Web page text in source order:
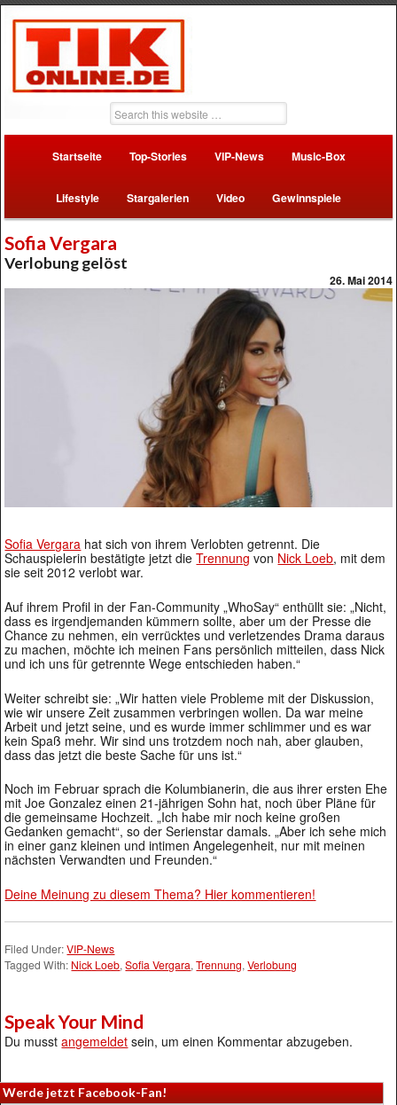
Startseite Top-Stories VIP-News Music-Box
Lifestyle Stargalerien Video Gewinnspiele
Sofia Vergara
Verlobung gelöst
26. Mai 2014
Sofia Vergara hat sich von ihrem Verlobten getrennt. Die
Schauspielerin bestätigte jetzt dieTrennung von Nick Loeb, mit dem
sie seit 2012 verlobt war.
Auf ihrem Profil in der Fan-Community „WhoSay“ enthüllt sie: „Nicht,
dass es irgendjemanden kümmern sollte, aber um der Presse die
Chance zu nehmen, ein verrücktes und verletzendes Drama daraus
zu machen, möchte ich meinen Fans persönlich mitteilen, dass Nick
und ich uns für getrennte Wege entschieden haben.“
Weiter schreibt sie: „Wir hatten viele Probleme mit der Diskussion,
wie wir unsere Zeit zusammen verbringen wollen. Da war meine
Arbeit und jetzt seine, und es wurde immer schlimmer und es war
kein Spaß mehr. Wir sind uns trotzdem noch nah, aber glauben,
dass das jetzt die beste Sache für uns ist.“
Noch im Februar sprach die Kolumbianerin, die aus ihrer ersten Ehe
mit Joe Gonzalez einen 21-jährigen Sohn hat, noch über Pläne für
die gemeinsame Hochzeit. „Ich habe mir noch keine großen
Gedanken gemacht“, so der Serienstar damals. „Aber ich sehe mich
in einer ganz kleinen und intimen Angelegenheit, nur mit meinen
nächsten Verwandten und Freunden.“
Deine Meinung zu diesem Thema? Hier kommentieren!
Filed Under:VIP-News
Tagged With: Nick Loeb,Sofia Vergara,Trennung,Verlobung
Speak Your Mind
Du musstangemeldet sein, um einen Kommentar abzugeben.
Werde jetzt Facebook-Fan!